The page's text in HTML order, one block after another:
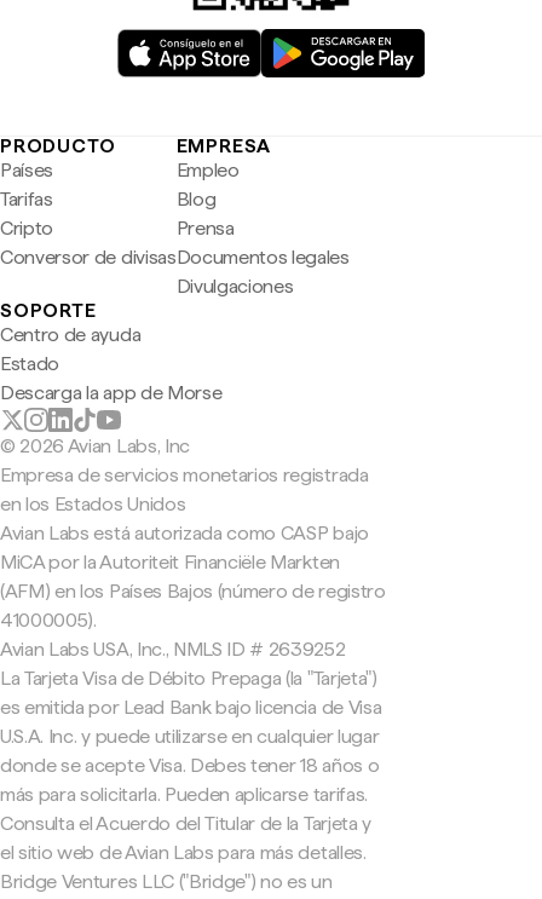
PRODUCTO
Países
Tarifas
Cripto
Conversor de divisas
EMPRESA
Empleo
Blog
Prensa
Documentos legales
Divulgaciones
SOPORTE
Centro de ayuda
Estado
Descarga la app de Morse
© 2026 Avian Labs, Inc
Empresa de servicios monetarios registrada
en los Estados Unidos
Avian Labs está autorizada como CASP bajo
MiCA por la Autoriteit Financiële Markten
(AFM) en los Países Bajos (número de registro
41000005).
Avian Labs USA, Inc., NMLS ID # 2639252
La Tarjeta Visa de Débito Prepaga (la "Tarjeta")
es emitida por Lead Bank bajo licencia de Visa
U.S.A. Inc. y puede utilizarse en cualquier lugar
donde se acepte Visa. Debes tener 18 años o
más para solicitarla. Pueden aplicarse tarifas.
Consulta el Acuerdo del Titular de la Tarjeta y
el sitio web de Avian Labs para más detalles.
Bridge Ventures LLC ("Bridge") no es un